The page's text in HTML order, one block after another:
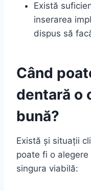
Există
inserarea
dispus să
Când
dentară o
bună?
Există și situații
poate fi o
singura viabilă: